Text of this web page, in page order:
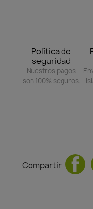
Política de
seguridad
Nuestros pagos
son 100% seguros.
Compartir